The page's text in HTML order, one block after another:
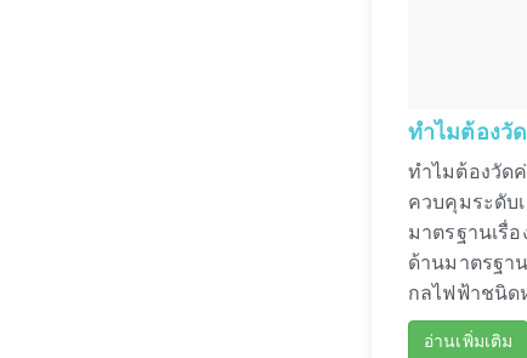
ทำไมต้องวั
ทำไมต้องวัด
ควบคุมระดับ
มาตรฐานเรื่
ด้านมาตรฐา
กลไฟฟ้าชนิด
อ่านเพิ่มเติม